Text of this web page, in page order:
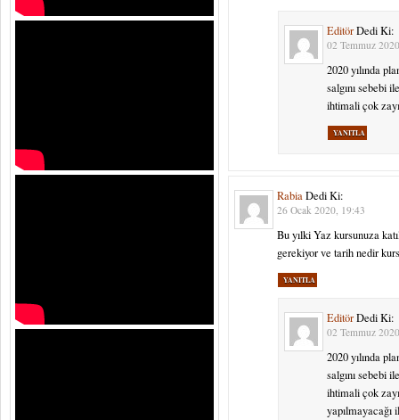
Editör Dedi Ki:
02 Temmuz
2020 yılında
salgını sebebi
ihtimali çok
YANITLA
Rabia Dedi Ki:
26 Ocak 2020, 19:43
Bu yılki Yaz kursunuza
gerekiyor ve tarih nedir
YANITLA
Editör Dedi Ki:
02 Temmuz
2020 yılında
salgını sebebi
ihtimali çok